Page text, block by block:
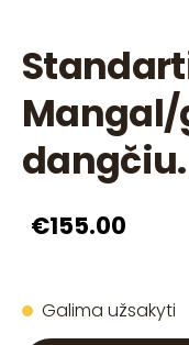
dangčiu.
€155.00
Galima užsakyti